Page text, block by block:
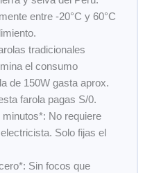
entre -20°C y 60°C
tradicionales
el consumo
de 150W gasta aprox.
farola pagas S/0.
No requiere
Solo fijas el
Sin focos que